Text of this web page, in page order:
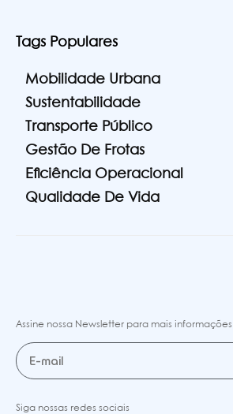
Tags Populares
Mobilidade Urbana
Sustentabilidade
Transporte Público
Gestão De Frotas
Eficiência Operacional
Qualidade De Vida
Assine nossa Newsletter para mais informações
Siga nossas redes sociais